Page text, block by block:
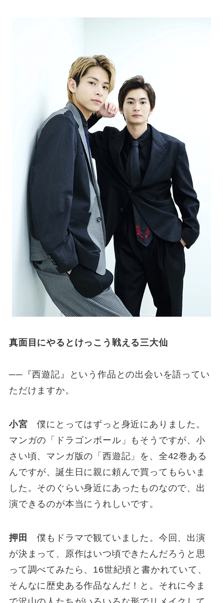
真面目にやるとけっこう戦える三大仙
──『西遊記』という作品との出会いを語ってい
ただけますか。
小宮 僕にとってはずっと身近にありました。
マンガの「ドラゴンボール」もそうですが、小
さい頃、マンガ版の「西遊記」を、全42巻ある
んですが、誕生日に親に頼んで買ってもらいま
した。そのぐらい身近にあったものなので、出
演できるのが本当にうれしいです。
押田
僕もドラマで観ていました。今回、出演
が決まって、原作はいつ頃できたんだろうと思
って調べてみたら、16世紀頃と書かれていて、
そんなに歴史ある作品なんだ！と。それに今ま